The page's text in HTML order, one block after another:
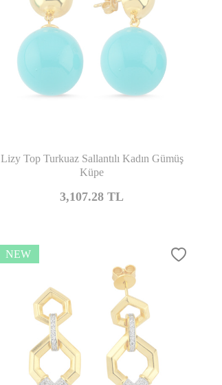
Lizy Top Turkuaz Sallantılı Kadın Gümüş
Küpe
3,107.28 TL
NEW